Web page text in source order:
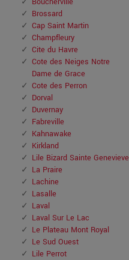
Brossard
Cap Saint Martin
Champfleury
Cite du Havre
Cote des Neiges Notre
Dame de Grace
Cote des Perron
Dorval
Duvernay
Fabreville
Kahnawake
Kirkland
Lile Bizard Sainte Genevieve
La Praire
Lachine
Lasalle
Laval
Laval Sur Le Lac
Le Plateau Mont Royal
Le Sud Ouest
Lile Perrot